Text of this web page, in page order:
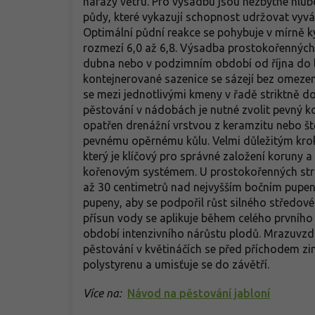
půdy, které vykazují schopnost udržovat
Optimální půdní reakce se pohybuje v mírně
rozmezí 6,0 až 6,8. Výsadba
dubna nebo v podzimním období od října
kontejnerované sazenice se sázejí bez
se mezi jednotlivými kmeny v řadě striktně
pěstování v nádobách je nutné zvolit pevný
opatřen drenážní vrstvou z keramzitu nebo
pevnému opěrnému kůlu. Velmi důležitým
který je klíčový pro správné založení koruny
kořenovým systémem. U prostokořenných
až 30 centimetrů nad nejvyšším bočním
pupeny, aby se podpořil růst silného
přísun vody se aplikuje během celého
období intenzivního nárůstu plodů.
pěstování v květináčích se před příchodem
polystyrenu a umisťuje se do závětří.
Více na: Návod na pěstování jabloní